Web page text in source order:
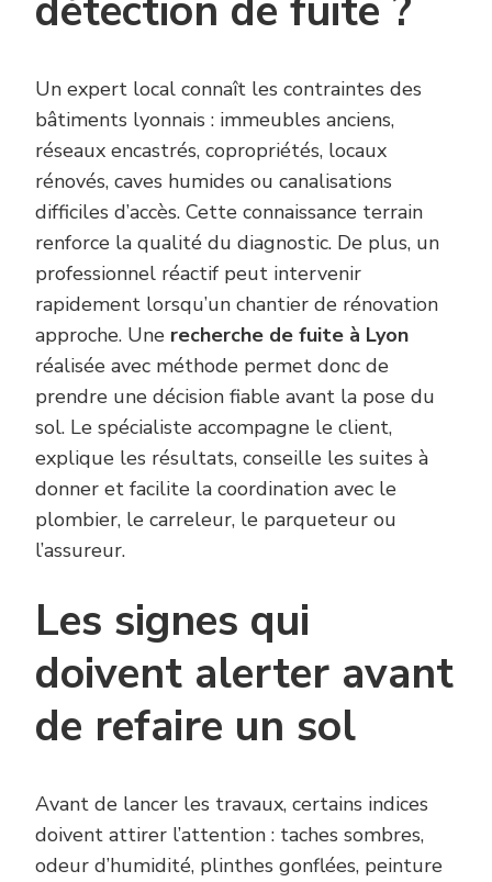
Un expert local connaît les contraintes des
bâtiments lyonnais : immeubles anciens,
réseaux encastrés, copropriétés, locaux
rénovés, caves humides ou canalisations
difficiles d’accès. Cette connaissance terrain
renforce la qualité du diagnostic. De plus, un
professionnel réactif peut intervenir
rapidement lorsqu’un chantier de rénovation
approche. Une recherche de fuite à Lyon
réalisée avec méthode permet donc de
prendre une décision fiable avant la pose du
sol. Le spécialiste accompagne le client,
explique les résultats, conseille les suites à
donner et facilite la coordination avec le
plombier, le carreleur, le parqueteur ou
l’assureur.
Les signes qui
doivent alerter avant
de refaire un sol
Avant de lancer les travaux, certains indices
doivent attirer l’attention : taches sombres,
odeur d’humidité, plinthes gonflées, peinture